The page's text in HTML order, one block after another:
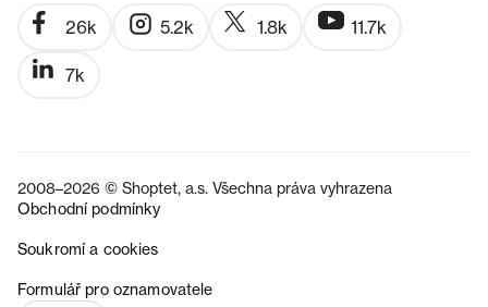
26k 5.2k 1.8k 11.7k
7k
2008–2026 © Shoptet, a.s. Všechna práva vyhrazena
Obchodní podmínky
Soukromí a cookies
Formulář pro oznamovatele